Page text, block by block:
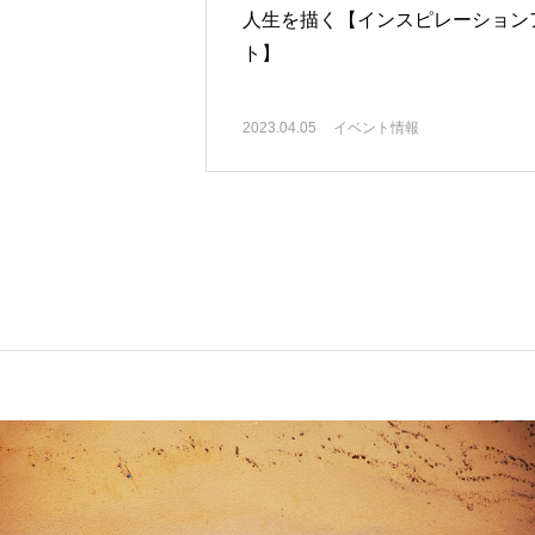
人生を描く【インスピレーション
ト】
2023.04.05 イベント情報